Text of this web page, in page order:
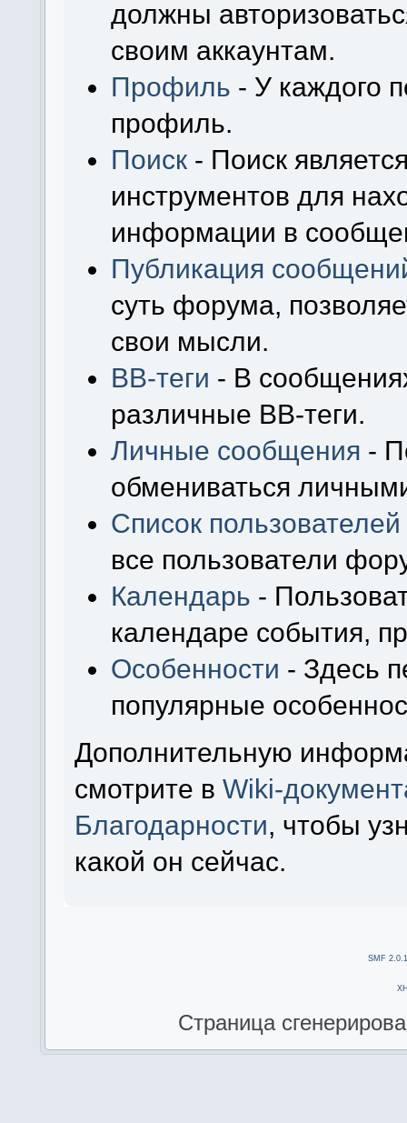
должны
своим аккаунтам.
Профиль - У каждого
профиль.
Поиск - Поиск
инструментов для
информации в
Публикация
суть форума,
свои мысли.
BB-теги - В
различные BB-теги.
Личные сообщения -
обмениваться
Список пользователей
все пользователи
Календарь -
календаре события,
Особенности - Здесь
популярные
Дополнительную
смотрите вWiki-
Благодарности, чтобы
какой он сейчас.
SMF
Страница